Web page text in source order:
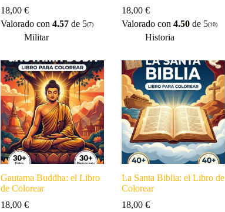
18,00€
Valorado con4.57 de 5(7)
Militar
18,00€
Valorado con4.50 de 5(10)
Historia
Gautama Buddha: el Libro
de Colorear
18,00€
La Santa Biblia: el Libro de
Colorear
18,00€